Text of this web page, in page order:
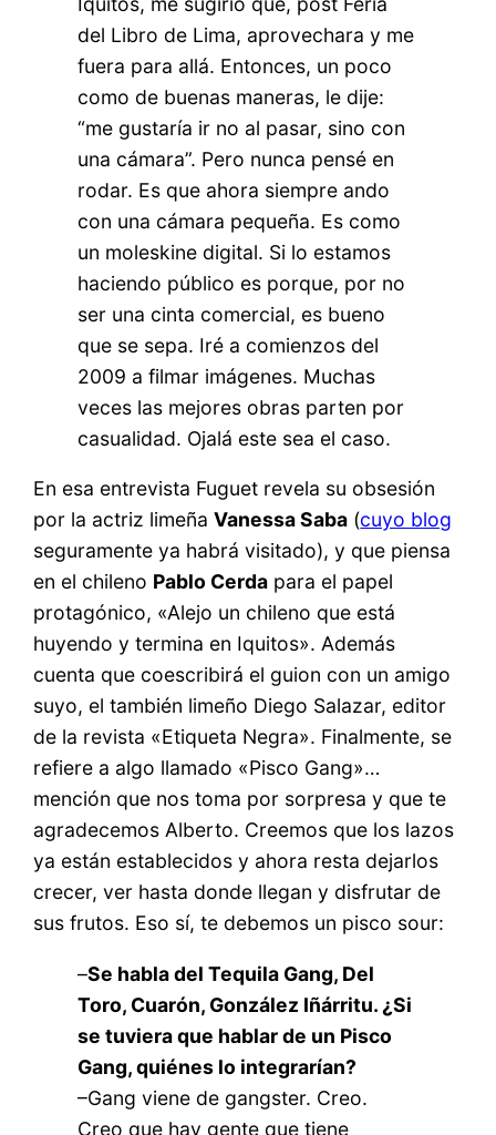
del Libro de Lima, aprovechara y me
fuera para allá. Entonces, un poco
como de buenas maneras, le dije:
“me gustaría ir no al pasar, sino con
una cámara”. Pero nunca pensé en
rodar. Es que ahora siempre ando
con una cámara pequeña. Es como
un moleskine digital. Si lo estamos
haciendo público es porque, por no
ser una cinta comercial, es bueno
que se sepa. Iré a comienzos del
2009 a filmar imágenes. Muchas
veces las mejores obras parten por
casualidad. Ojalá este sea el caso.
En esa entrevista Fuguet revela su obsesión
por la actriz limeñaVanessa Saba (cuyo blog
seguramente ya habrá visitado), y que piensa
en el chileno Pablo Cerda para el papel
protagónico, «Alejo un chileno que está
huyendo y termina en Iquitos». Además
cuenta que coescribirá el guion con un amigo
suyo, el también limeño Diego Salazar, editor
de la revista «Etiqueta Negra». Finalmente, se
refiere a algo llamado «Pisco Gang»…
mención que nos toma por sorpresa y que te
agradecemos Alberto. Creemos que los lazos
ya están establecidos y ahora resta dejarlos
crecer, ver hasta donde llegan y disfrutar de
sus frutos. Eso sí, te debemos un pisco sour:
–Se habla del Tequila Gang, Del
Toro, Cuarón, González Iñárritu. ¿Si
se tuviera que hablar de un Pisco
Gang, quiénes lo integrarían?
–Gang viene de gangster. Creo.
Creo que hay gente que tiene